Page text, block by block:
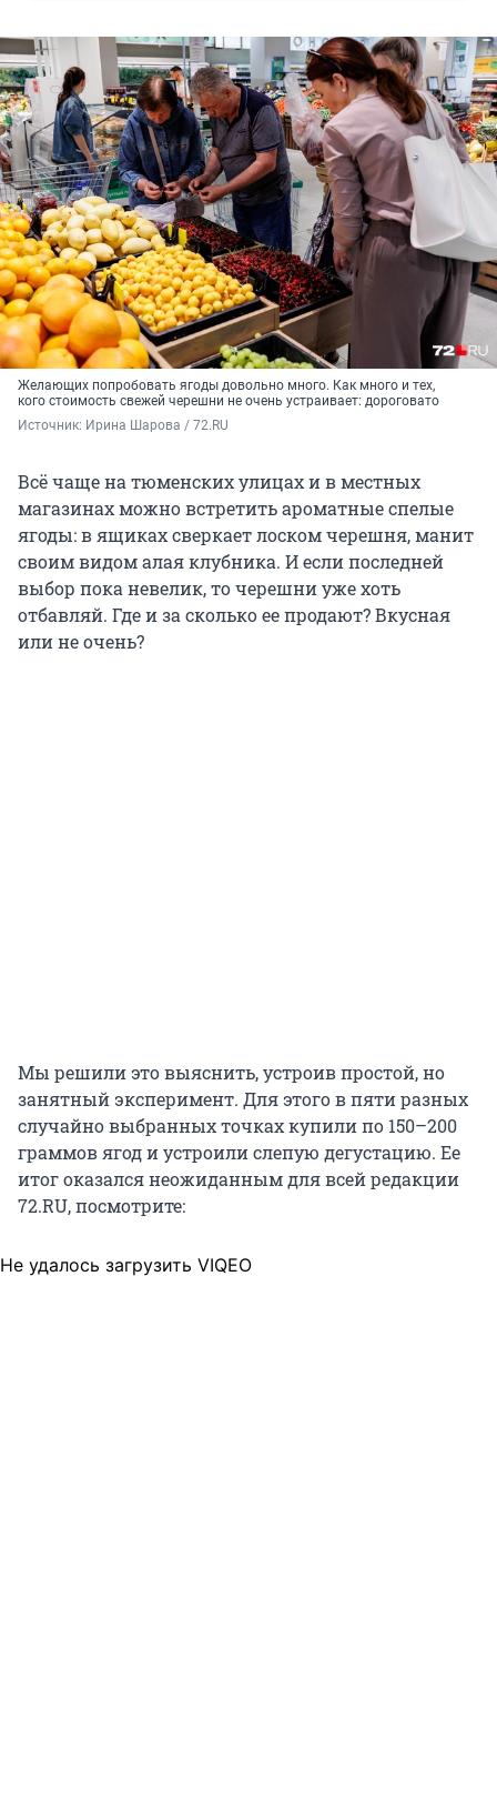
Желающих попробовать ягоды довольно много. Как много и тех,
кого стоимость свежей черешни не очень устраивает: дороговато
Источник: Ирина Шарова / 72.RU
Всё чаще на тюменских улицах и в местных
магазинах можно встретить ароматные спелые
ягоды: в ящиках сверкает лоском черешня, манит
своим видом алая клубника. И если последней
выбор пока невелик, то черешни уже хоть
отбавляй. Где и за сколько ее продают? Вкусная
или не очень?
Мы решили это выяснить, устроив простой, но
занятный эксперимент. Для этого в пяти разных
случайно выбранных точках купили по 150–200
граммов ягод и устроили слепую дегустацию. Ее
итог оказался неожиданным для всей редакции
72.RU, посмотрите:
Не удалось загрузить VIQEO